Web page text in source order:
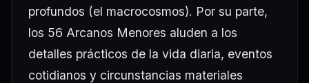
profundos (el macrocosmos). Por su parte,
los 56 Arcanos Menores aluden a los
detalles prácticos de la vida diaria, eventos
cotidianos y circunstancias materiales